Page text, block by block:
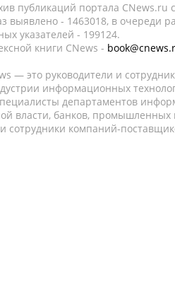
публикаций портала CNews.ru
выявлено - 1463018, в очереди
указателей - 199124.
книги CNews -
— это руководители и
информационных
департаментов
власти, банков,
сотрудники компаний-